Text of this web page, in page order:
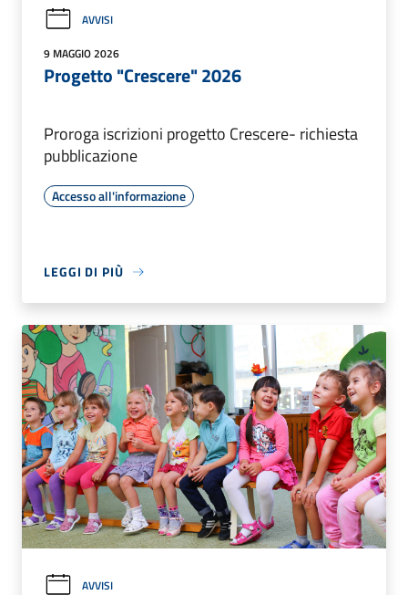
AVVISI
9 MAGGIO 2026
Progetto "Crescere" 2026
Proroga iscrizioni progetto Crescere- richiesta
pubblicazione
Accesso all'informazione
LEGGI DI PIÙ
AVVISI